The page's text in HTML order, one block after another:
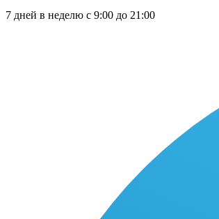
7 дней в неделю с 9:00 до 21:00